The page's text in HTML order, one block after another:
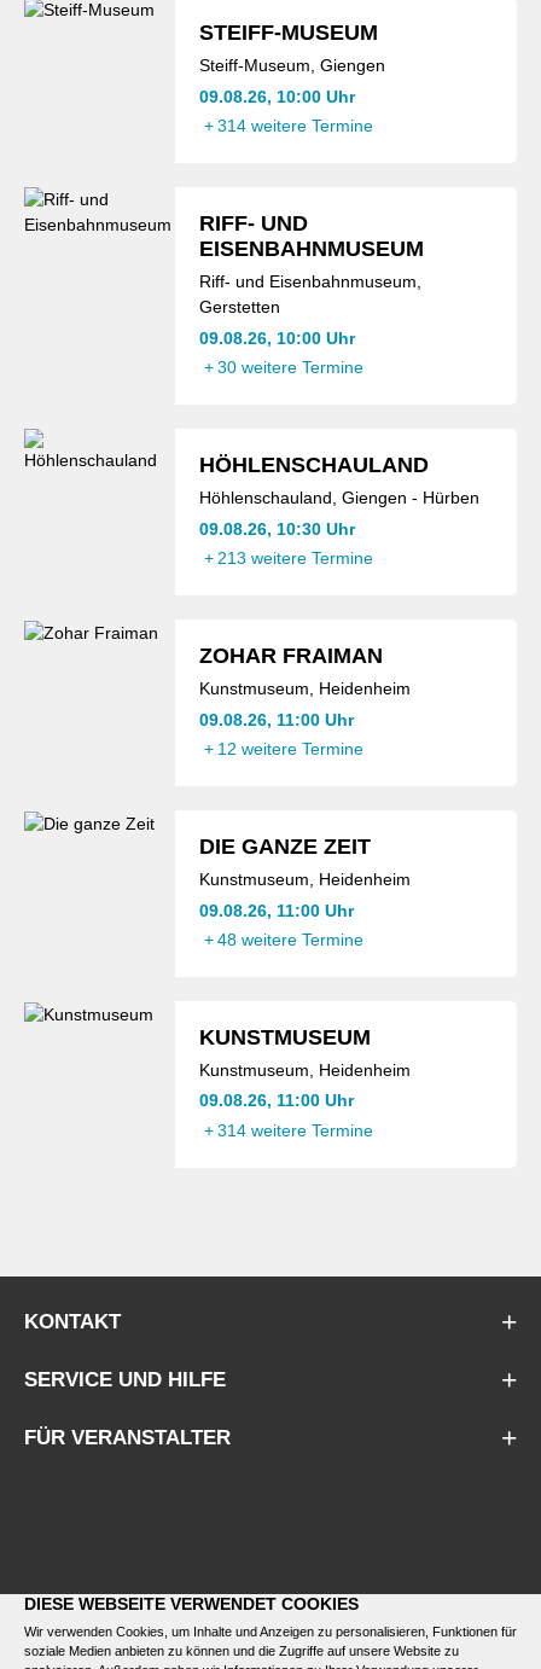
STEIFF-MUSEUM
Steiff-Museum, Giengen
09.08.26, 10:00 Uhr
+ 314 weitere Termine
RIFF- UND
EISENBAHNMUSEUM
Riff- und Eisenbahnmuseum,
Gerstetten
09.08.26, 10:00 Uhr
+ 30 weitere Termine
HÖHLENSCHAULAND
Höhlenschauland, Giengen - Hürben
09.08.26, 10:30 Uhr
+ 213 weitere Termine
ZOHAR FRAIMAN
Kunstmuseum, Heidenheim
09.08.26, 11:00 Uhr
+ 12 weitere Termine
DIE GANZE ZEIT
Kunstmuseum, Heidenheim
09.08.26, 11:00 Uhr
+ 48 weitere Termine
KUNSTMUSEUM
Kunstmuseum, Heidenheim
09.08.26, 11:00 Uhr
+ 314 weitere Termine
KONTAKT
SERVICE UND HILFE
FÜR VERANSTALTER
DIESE WEBSEITE VERWENDET COOKIES
Wir verwenden Cookies, um Inhalte und Anzeigen zu personalisieren, Funktionen für
soziale Medien anbieten zu können und die Zugriffe auf unsere Website zu